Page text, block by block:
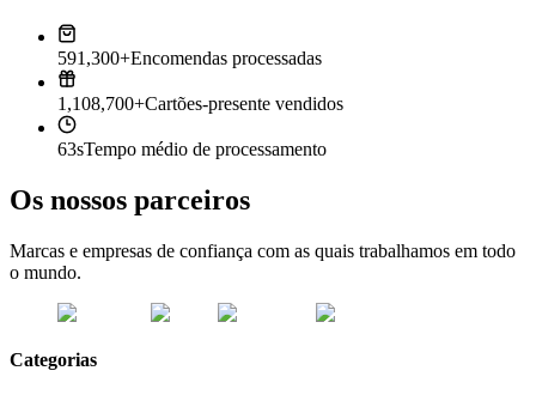
591,300+Encomendas processadas
1,108,700+Cartões-presente vendidos
63sTempo médio de processamento
Os nossos parceiros
Marcas e empresas de confiança com as quais trabalhamos em todo
o mundo.
Categorias